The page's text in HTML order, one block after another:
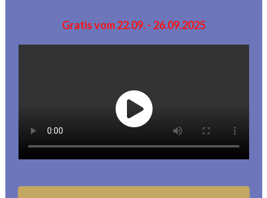
Gratis vom 22.09. - 26.09.2025